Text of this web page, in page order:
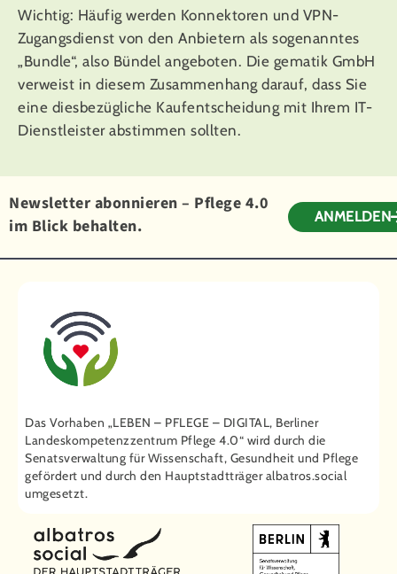
Wichtig: Häufig werden Konnektoren und VPN-
Zugangsdienst von den Anbietern als sogenanntes
„Bundle“, also Bündel angeboten. Die gematik GmbH
verweist in diesem Zusammenhang darauf, dass Sie
eine diesbezügliche Kaufentscheidung mit Ihrem IT-
Dienstleister abstimmen sollten.
Newsletter abonnieren – Pflege 4.0
im Blick behalten.
ANMELDEN
Das Vorhaben „LEBEN – PFLEGE – DIGITAL, Berliner
Landeskompetenzzentrum Pflege 4.0“ wird durch die
Senatsverwaltung für Wissenschaft, Gesundheit und Pflege
gefördert und durch den Hauptstadtträger ­albatros.social
umgesetzt.